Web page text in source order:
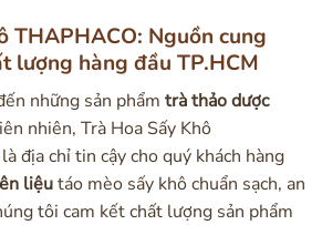
THAPHACO: Nguồn cung
lượng hàng đầu TP.HCM
những sản phẩm trà thảo dược
nhiên, Trà Hoa Sấy Khô
địa chỉ tin cậy cho quý khách hàng
liệutáo mèo sấy khô chuẩn sạch, an
tôi cam kết chất lượng sản phẩm